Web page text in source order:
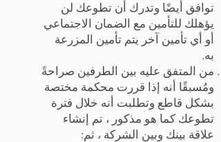
توافق أيضًا وتدرك أن تطوعك لن
يؤهلك للتأمين مع الضمان الاجتماعي
أو أي تأمين آخر يتم تأمين المزرعة
به.
من المتفق عليه بين الطرفين صراحةً
ومُسبقًا أنه إذا قررت محكمة مختصة
بشكل قاطع وتطلبت أنه خلال فترة
تطوعك كما هو مذكور ، تم إنشاء
علاقة بينك وبين الشركة ، ثم: